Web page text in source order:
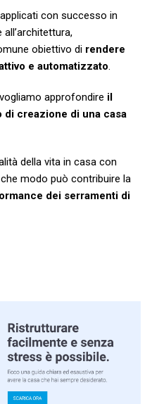
con successo in
all’architettura,
obiettivo di rendere
e automatizzato.
approfondire il
creazione di una casa
della vita in casa con
modo può contribuire la
dei serramenti di